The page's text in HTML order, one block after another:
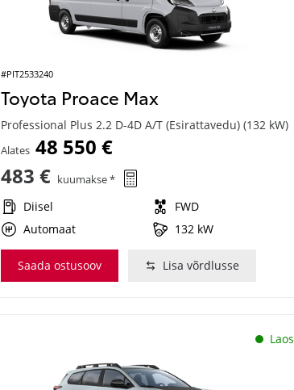
#PIT2533240
Toyota Proace Max
Professional Plus 2.2 D-4D A/T (Esirattavedu) (132 kW)
Alates 48 550 €
483 € kuumakse *
Diisel
FWD
Automaat
132 kW
Saada ostusoov Lisa võrdlusse
Laos